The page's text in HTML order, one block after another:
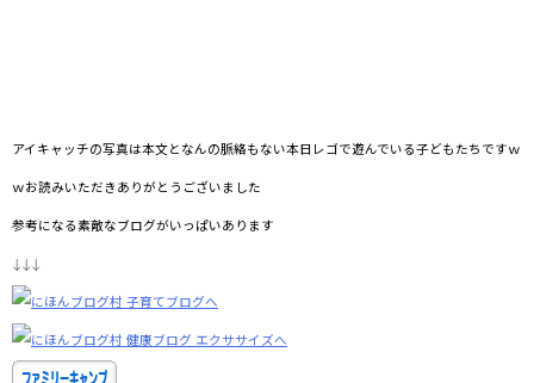
アイキャッチの写真は本文となんの脈絡もない本日レゴで遊んでいる子どもたちですｗ
ｗお読みいただきありがとうございました
参考になる素敵なブログがいっぱいあります
↓↓↓